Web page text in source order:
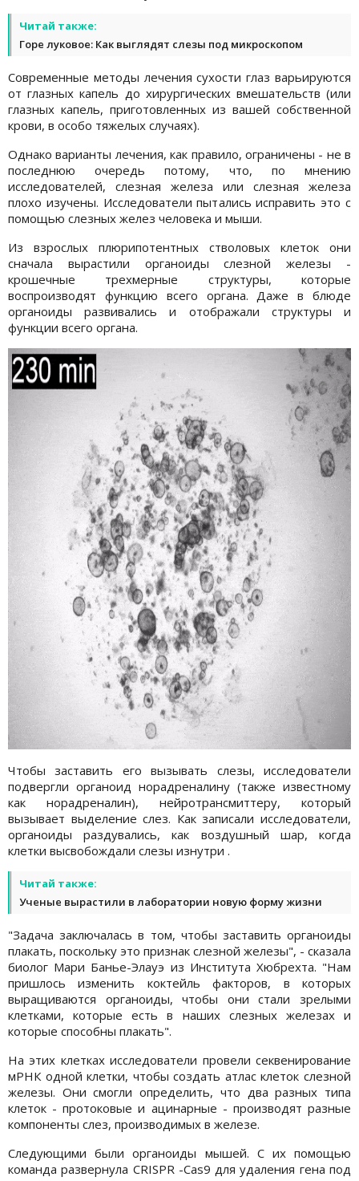
Читай также:
Горе луковое: Как выглядят слезы под микроскопом
Современные методы лечения сухости глаз варьируются
от глазных капель до хирургических вмешательств (или
глазных капель, приготовленных из вашей собственной
крови, в особо тяжелых случаях).
Однако варианты лечения, как правило, ограничены - не в
последнюю очередь потому, что, по мнению
исследователей, слезная железа или слезная железа
плохо изучены. Исследователи пытались исправить это с
помощью слезных желез человека и мыши.
Из взрослых плюрипотентных стволовых клеток они
сначала вырастили органоиды слезной железы -
крошечные трехмерные структуры, которые
воспроизводят функцию всего органа. Даже в блюде
органоиды развивались и отображали структуры и
функции всего органа.
Чтобы заставить его вызывать слезы, исследователи
подвергли органоид норадреналину (также известному
как норадреналин), нейротрансмиттеру, который
вызывает выделение слез. Как записали исследователи,
органоиды раздувались, как воздушный шар, когда
клетки высвобождали слезы изнутри .
Читай также:
Ученые вырастили в лаборатории новую форму жизни
"Задача заключалась в том, чтобы заставить органоиды
плакать, поскольку это признак слезной железы", - сказала
биолог Мари Банье-Элауэ из Института Хюбрехта. "Нам
пришлось изменить коктейль факторов, в которых
выращиваются органоиды, чтобы они стали зрелыми
клетками, которые есть в наших слезных железах и
которые способны плакать".
На этих клетках исследователи провели секвенирование
мРНК одной клетки, чтобы создать атлас клеток слезной
железы. Они смогли определить, что два разных типа
клеток - протоковые и ацинарные - производят разные
компоненты слез, производимых в железе.
Следующими были органоиды мышей. С их помощью
команда развернула CRISPR -Cas9 для удаления гена под